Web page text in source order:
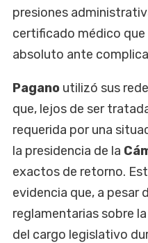
presiones
certificado médico
absoluto ante
Pagano utilizó sus
que, lejos de ser
requerida por una
la presidencia de la
exactos de retorno.
evidencia que, a pesar
reglamentarias sobre
del cargo legislativo